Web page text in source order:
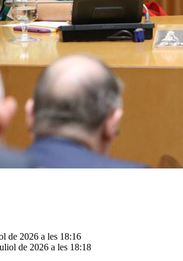
de 2026 a les 18:16
de 2026 a les 18:18